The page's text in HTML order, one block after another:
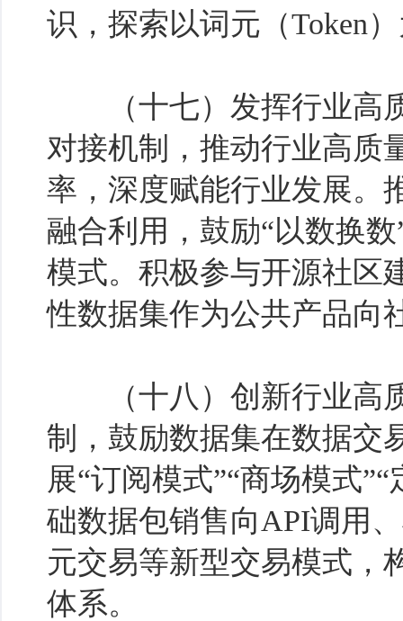
识，探索以词元（Token
（十七）发挥行业高质
对接机制，推动行业高质
率，深度赋能行业发展。
融合利用，鼓励“以数换
模式。积极参与开源社区
性数据集作为公共产品向
（十八）创新行业高质
制，鼓励数据集在数据交
展“订阅模式”“商场模式
础数据包销售向API调用
元交易等新型交易模式，
体系。